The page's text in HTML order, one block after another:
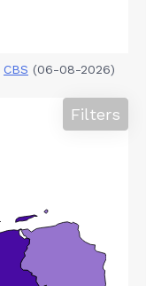
CBS (06-08-2026)
Filters